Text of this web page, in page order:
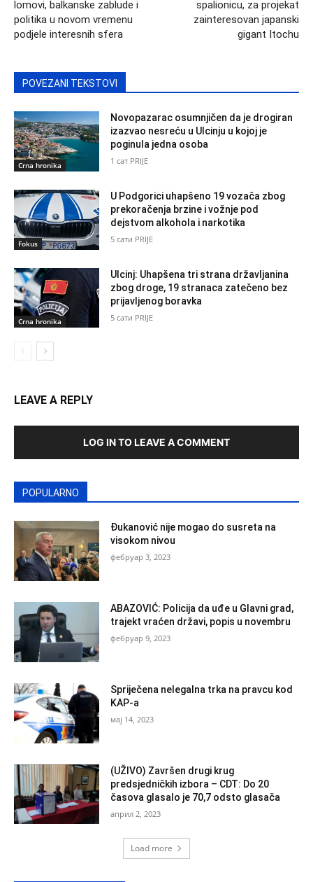
lomovi, balkanske zablude i
politika u novom vremenu
podjele interesnih sfera
spalionicu, za projekat
zainteresovan japanski
gigant Itochu
POVEZANI TEKSTOVI
Crna hronika
Novopazarac osumnjičen da je drogiran
izazvao nesreću u Ulcinju u kojoj je
poginula jedna osoba
1 сат PRIJE
Fokus
U Podgorici uhapšeno 19 vozača zbog
prekoračenja brzine i vožnje pod
dejstvom alkohola i narkotika
5 сати PRIJE
Crna hronika
Ulcinj: Uhapšena tri strana državljanina
zbog droge, 19 stranaca zatečeno bez
prijavljenog boravka
5 сати PRIJE
LEAVE A REPLY
LOG IN TO LEAVE A COMMENT
POPULARNO
Đukanović nije mogao do susreta na
visokom nivou
фебруар 3, 2023
ABAZOVIĆ: Policija da uđe u Glavni grad,
trajekt vraćen državi, popis u novembru
фебруар 9, 2023
Spriječena nelegalna trka na pravcu kod
KAP-a
мај 14, 2023
(UŽIVO) Završen drugi krug
predsjedničkih izbora – CDT: Do 20
časova glasalo je 70,7 odsto glasača
април 2, 2023
Load more